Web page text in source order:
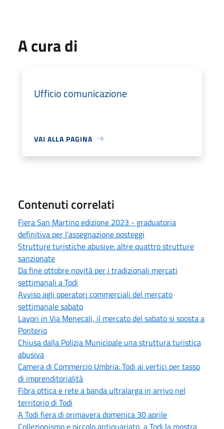
A cura di
Ufficio comunicazione
VAI ALLA PAGINA
Contenuti correlati
Fiera San Martino edizione 2023 - graduatoria
definitiva per l’assegnazione posteggi
Strutture turistiche abusive: altre quattro strutture
sanzionate
Da fine ottobre novità per i tradizionali mercati
settimanali a Todi
Avviso agli operatori commerciali del mercato
settimanale sabato
Lavori in Via Menecali, il mercato del sabato si sposta a
Ponterio
Chiusa dalla Polizia Municipale una struttura turistica
abusiva
Camera di Commercio Umbria: Todi ai vertici per tasso
di imprenditorialità
Fibra ottica e rete a banda ultralarga in arrivo nel
territorio di Todi
A Todi fiera di primavera domenica 30 aprile
Collezionismo e piccolo antiquariato, a Todi la mostra